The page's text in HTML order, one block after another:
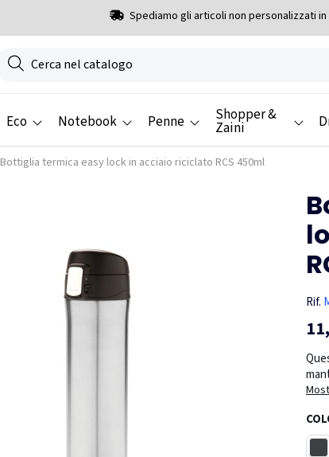
Spediamo gli articoli non personalizzati
Eco Notebook Penne Shopper &
Zaini
Bottiglia termica easy lock in acciaio riciclato RCS 450ml
Rif.